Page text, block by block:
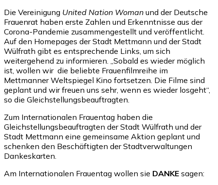
Die Vereinigung United Nation Woman und der Deutsche
Frauenrat haben erste Zahlen und Erkenntnisse aus der
Corona-Pandemie zusammengestellt und veröffentlicht.
Auf den Homepages der Stadt Mettmann und der Stadt
Wülfrath gibt es entsprechende Links, um sich
weitergehend zu informieren. „Sobald es wieder möglich
ist, wollen wir die beliebte Frauenfilmreihe im
Mettmanner Weltspiegel Kino fortsetzen. Die Filme sind
geplant und wir freuen uns sehr, wenn es wieder losgeht“,
so die Gleichstellungsbeauftragten.
Zum Internationalen Frauentag haben die
Gleichstellungsbeauftragten der Stadt Wülfrath und der
Stadt Mettmann eine gemeinsame Aktion geplant und
schenken den Beschäftigten der Stadtverwaltungen
Dankeskarten.
Am Internationalen Frauentag wollen sie DANKE sagen: